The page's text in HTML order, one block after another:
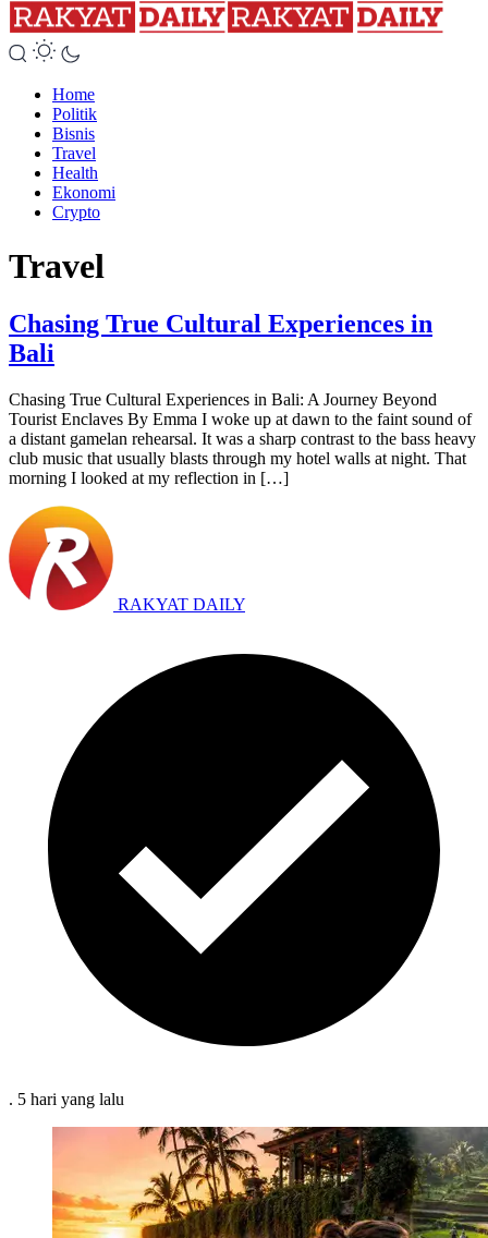
Home
Politik
Bisnis
Travel
Health
Ekonomi
Crypto
Travel
Chasing True Cultural Experiences in
Bali
Chasing True Cultural Experiences in Bali: A Journey Beyond
Tourist Enclaves By Emma I woke up at dawn to the faint sound of
a distant gamelan rehearsal. It was a sharp contrast to the bass heavy
club music that usually blasts through my hotel walls at night. That
morning I looked at my reflection in […]
RAKYAT DAILY
. 5 hari yang lalu